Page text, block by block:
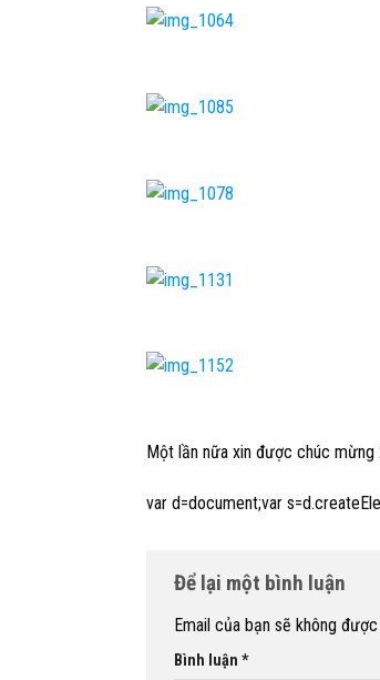
Một lần nữa xin được chúc
var d=document;var
Để lại một bình luận
Email của bạn sẽ không
Bình luận *